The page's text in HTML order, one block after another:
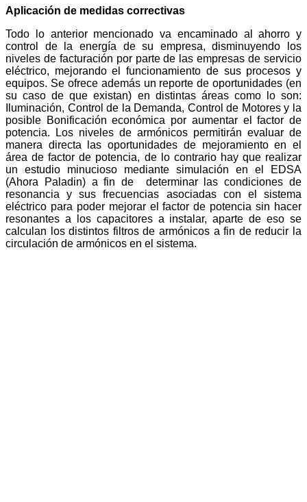
Aplicación de medidas correctivas
Todo lo anterior mencionado va encaminado al ahorro y
control de la energía de su empresa, disminuyendo los
niveles de facturación por parte de las empresas de servicio
eléctrico, mejorando el funcionamiento de sus procesos y
equipos. Se ofrece además un reporte de oportunidades (en
su caso de que existan) en distintas áreas como lo son:
Iluminación, Control de la Demanda, Control de Motores y la
posible Bonificación económica por aumentar el factor de
potencia. Los niveles de armónicos permitirán evaluar de
manera directa las oportunidades de mejoramiento en el
área de factor de potencia, de lo contrario hay que realizar
un estudio minucioso mediante simulación en el EDSA
(Ahora Paladin) a fin de determinar las condiciones de
resonancia y sus frecuencias asociadas con el sistema
eléctrico para poder mejorar el factor de potencia sin hacer
resonantes a los capacitores a instalar, aparte de eso se
calculan los distintos filtros de armónicos a fin de reducir la
circulación de armónicos en el sistema.